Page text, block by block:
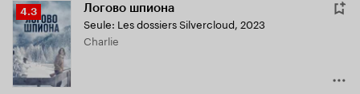
Рейтинг
Кинопоиска
4.3
4.3 Логово шпиона
Seule: Les dossiers Silvercloud, 2023
Charlie